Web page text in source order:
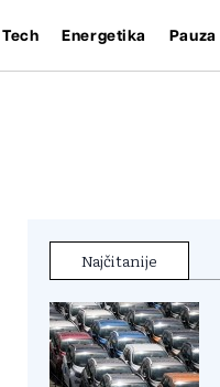
Tech Energetika Pauza
Najčitanije